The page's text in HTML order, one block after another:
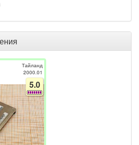
Тайланд
2000.01
5.0